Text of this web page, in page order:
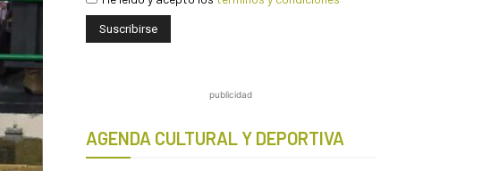
publicidad
AGENDA CULTURAL Y DEPORTIVA